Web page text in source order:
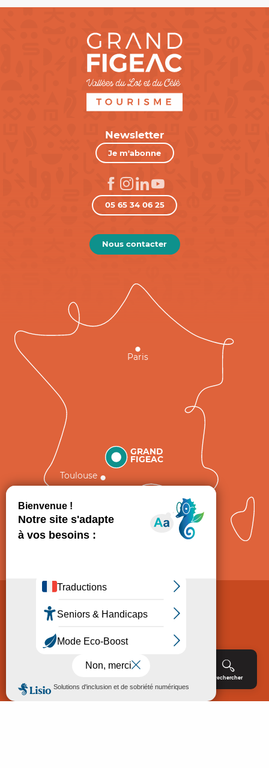
Rechercher
Newsletter
Je m'abonne
05 65 34 06 25
Nous contacter
GRAND
FIGEAC
Toulouse
Paris
Politique de Protection des données
Consentement
Accessibilité : non conforme